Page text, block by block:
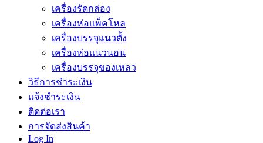
เครื่องรัดกล่อง
เครื่องห่อแพ็คโหล
เครื่องบรรจุแนวตั้ง
เครื่องห่อแนวนอน
เครื่องบรรจุของเหลว
วิธีการชำระเงิน
แจ้งชำระเงิน
ติดต่อเรา
การจัดส่งสินค้า
Log In